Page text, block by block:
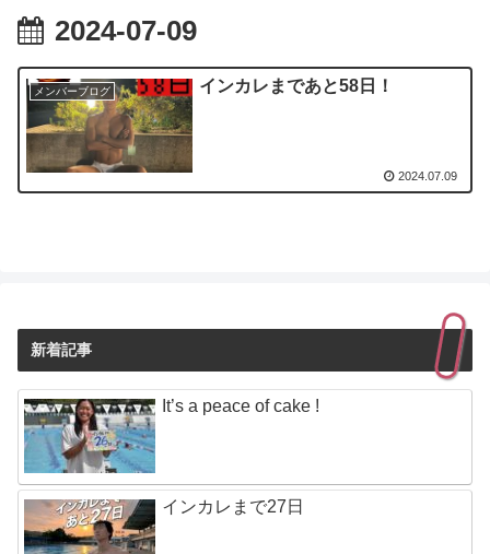
2024-07-09
メンバーブログ インカレまであと58日！
2024.07.09
新着記事
It’s a peace of cake !
インカレまで27日